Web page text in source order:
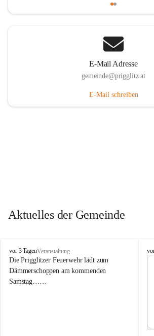
E-Mail Adresse
gemeinde@prigglitz.at
E-Mail schreiben
Aktuelles der Gemeinde
P
r
i
g
vor 3 TagenVeranstaltung
Die Prigglitzer Feuerwehr lädt zum
Dämmerschoppen am kommenden
Samstag……
P